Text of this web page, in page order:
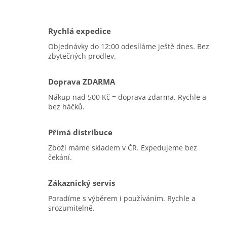
Rychlá expedice
Objednávky do 12:00 odesíláme ještě dnes. Bez
zbytečných prodlev.
Doprava ZDARMA
Nákup nad 500 Kč = doprava zdarma. Rychle a
bez háčků.
Přímá distribuce
Zboží máme skladem v ČR. Expedujeme bez
čekání.
Zákaznický servis
Poradíme s výběrem i používáním. Rychle a
srozumitelně.